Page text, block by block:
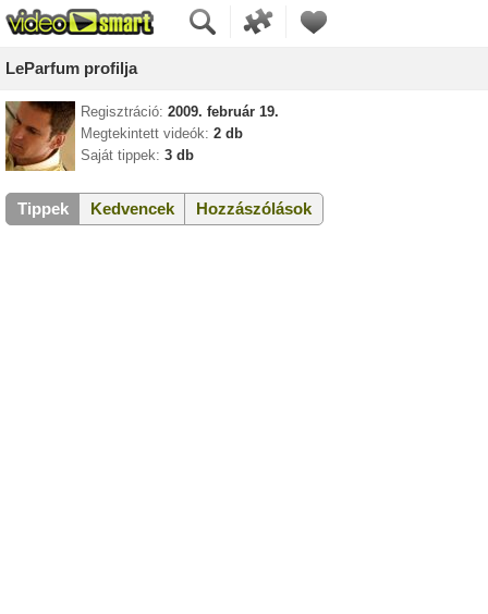
LeParfum profilja
Regisztráció: 2009. február 19.
Megtekintett videók: 2 db
Saját tippek: 3 db
Tippek Kedvencek Hozzászólások